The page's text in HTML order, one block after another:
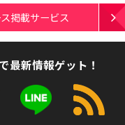
掲載サービス
最新情報ゲット！